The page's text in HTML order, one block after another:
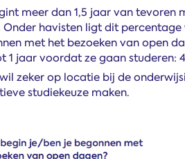
meer dan 1,5 jaar van tevoren
Onder havisten ligt dit
met het bezoeken van open
1 jaar voordat ze gaan studeren:
zeker op locatie bij de
studiekeuze maken.